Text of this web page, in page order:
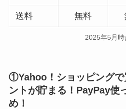
送料 無料
2025年5月時
①Yahoo！ショッピングで
ントが貯まる！PayPay使
め！